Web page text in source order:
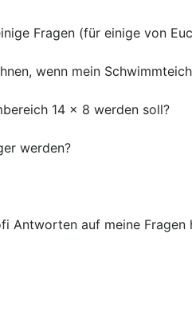
Fragen (für einige von
wenn mein
14 x 8 werden soll?
werden?
Antworten auf meine Fragen